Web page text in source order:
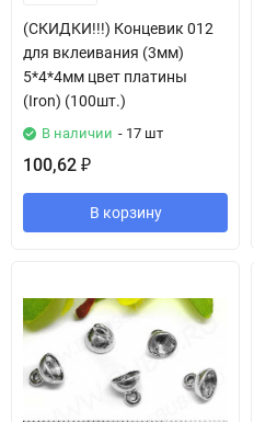
(СКИДКИ!!!) Концевик 012
для вклеивания (3мм)
5*4*4мм цвет платины
(Iron) (100шт.)
В наличии - 17 шт
100,62 ₽
В корзину